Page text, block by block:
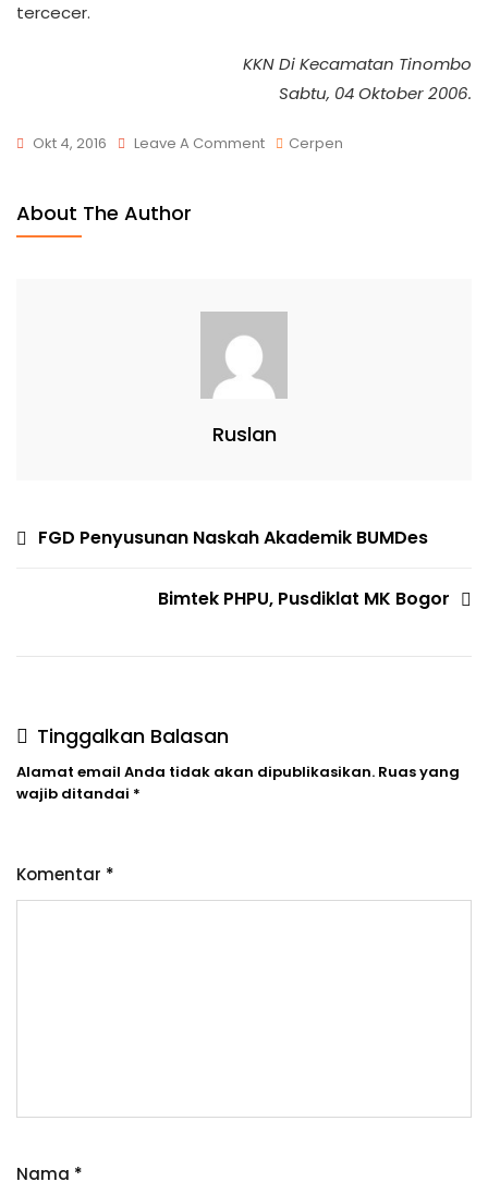
tercecer.
KKN Di Kecamatan Tinombo
Sabtu, 04 Oktober 2006.
Okt 4, 2016 Leave A Comment Cerpen
About The Author
Ruslan
FGD Penyusunan Naskah Akademik BUMDes
Bimtek PHPU, Pusdiklat MK Bogor
Tinggalkan Balasan
Alamat email Anda tidak akan dipublikasikan. Ruas yang
wajib ditandai *
Komentar *
Nama *